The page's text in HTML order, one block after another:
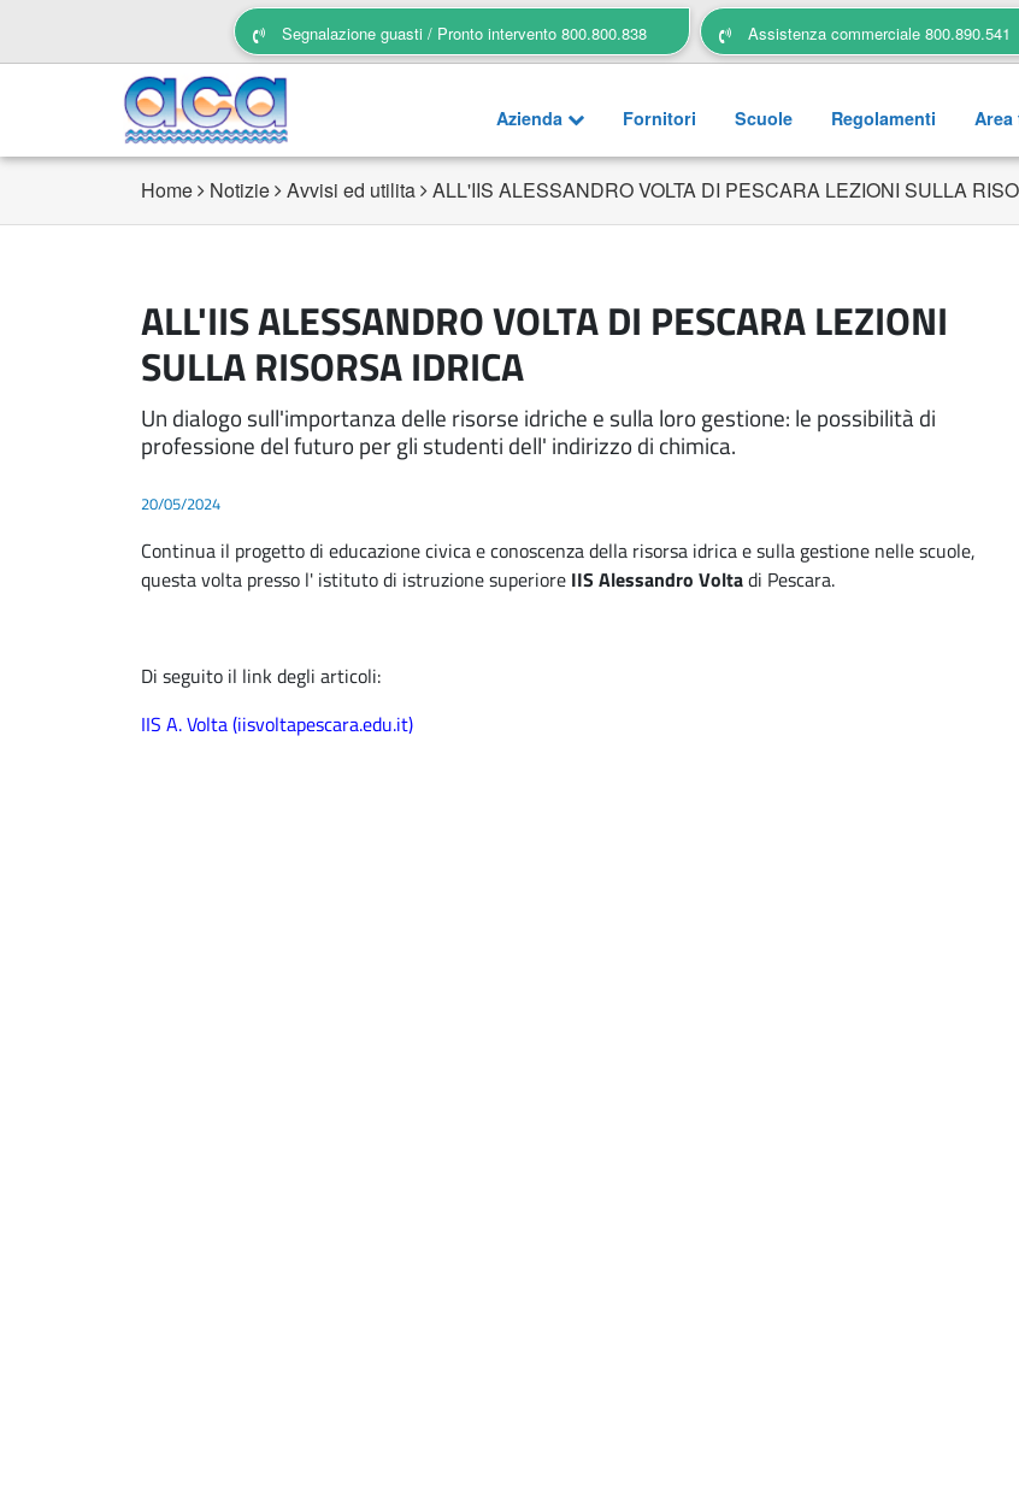
Segnalazione guasti / Pronto intervento 800.800.838 Assistenza commerciale 800.890.541
Azienda Fornitori Scuole Regolamenti Area
Home Notizie Avvisi ed utilita ALL'IIS ALESSANDRO VOLTA DI PESCARA LEZIONI SULLA
ALL'IIS ALESSANDRO VOLTA DI PESCARA LEZIONI
SULLA RISORSA IDRICA
Un dialogo sull'importanza delle risorse idriche e sulla loro gestione: le possibilità di
professione del futuro per gli studenti dell' indirizzo di chimica.
20/05/2024
Continua il progetto di educazione civica e conoscenza della risorsa idrica e sulla gestione nelle scuole,
questa volta presso l' istituto di istruzione superiore IIS Alessandro Voltadi Pescara.
Di seguito il link degli articoli:
IIS A. Volta (iisvoltapescara.edu.it)